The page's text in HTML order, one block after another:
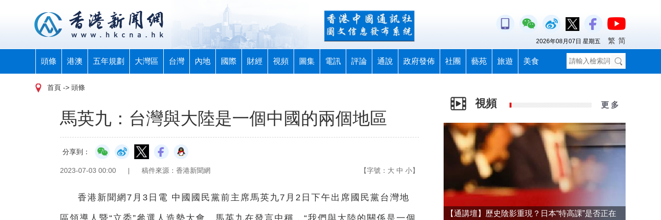
頭條 港澳 五年規劃 大灣區 台灣 內地 國際 財經 視頻 圖集 電訊 評論 通說 政府發佈 社團 藝苑 旅遊 美食
2026年08月07日 星期五 繁 简
首頁 -> 頭條
馬英九：台灣與大陸是一個中國的兩個地區
分享到：
2023-07-03 00:00 | 稿件來源：香港新聞網 【字號： 大 中 小】
香港新聞網7月3日電 中國國民黨前主席馬英九7月2日下午出席國民黨台灣地
區領導人暨“立委”參選人造勢大會。馬英九在發言中稱，“我們與大陸的關係是一個
視頻 更 多
【通講壇】歷史陰影重現？日本“特高課”是否正在